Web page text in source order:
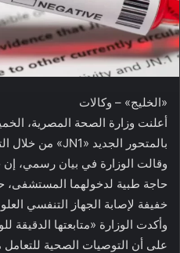
«الخليج» – وكالات
أعلنت وزارة الصحة المصرية،
بالمتحور الجديد «JN1» من خلال التحاليل المعملية.
وقالت الوزارة في بيان رسمي، إن
حاجة طبية لدخولهما المستشفى،
خفيفة لإصابة الجهاز التنفسي
وأكدت الوزارة «متابعتها
على أن التوصيات الصحية للتعامل